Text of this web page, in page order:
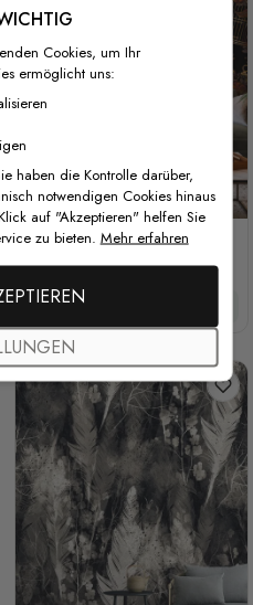
Fototapete mit Kranichen,
Blumen und goldenem Käfig
37 €/m²
Cookies, um Ihr
ermöglicht uns:
haben die Kontrolle darüber,
notwendigen Cookies hinaus
auf "Akzeptieren" helfen Sie
zu bieten. Mehr erfahren